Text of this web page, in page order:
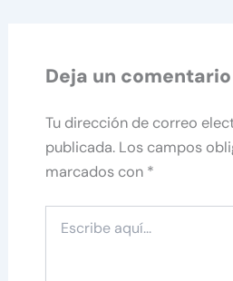
Deja un comentario
Tu dirección de correo
publicada. Los campos
marcados con *
aquí...